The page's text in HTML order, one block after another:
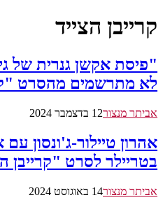
קרייבן הצייד
"פיסת אקשן גנרית של
לא מתרשמים מהסרט
אביתר מנצור12 בדצמבר 2024
אהרון טיילור-ג'ונסון
בטריילר לסרט "קרייבן
אביתר מנצור14 באוגוסט 2024